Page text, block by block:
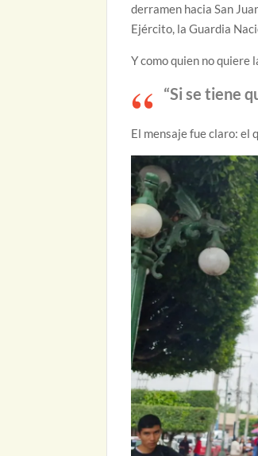
derramen hacia San
Ejército, la Guardia
Y como quien no quiere
“Si se tiene
El mensaje fue claro: el